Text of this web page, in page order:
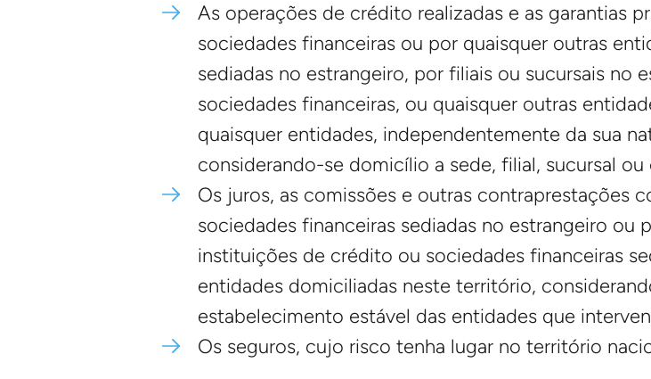
As operações de crédito realizadas e as garantias
sociedades financeiras ou por quaisquer outras
sediadas no estrangeiro, por filiais ou sucursais no
sociedades financeiras, ou quaisquer outras
quaisquer entidades, independentemente da sua
considerando-se domicílio a sede, filial, sucursal
Os juros, as comissões e outras contraprestações
sociedades financeiras sediadas no estrangeiro ou
instituições de crédito ou sociedades financeiras
entidades domiciliadas neste território,
estabelecimento estável das entidades que
Os seguros, cujo risco tenha lugar no território